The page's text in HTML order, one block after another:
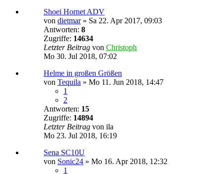
Shoei Hornet ADV
von dietmar» Sa 22. Apr 2017, 09:03
Antworten: 8
Zugriffe: 14634
Letzter Beitrag von Christoph
Mo 30. Jul 2018, 07:02
Helme in großen Größen
von Tequila » Mo 11. Jun 2018, 14:47
1
2
Antworten: 15
Zugriffe: 14894
Letzter Beitrag von ila
Mo 23. Jul 2018, 16:19
Sena SC10U
von Sonic24 » Mo 16. Apr 2018, 12:32
1